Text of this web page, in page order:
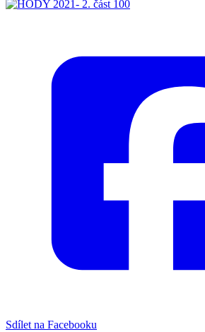
Sdílet na Facebooku